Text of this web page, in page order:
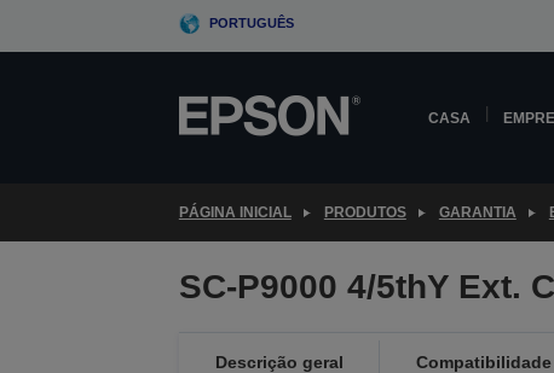
PORTUGUÊS
CASA
PÁGINA INICIAL PRODUTOS GARANTIA
SC-P9000 4/5thY Ext.
Descrição geral Compatibilidade